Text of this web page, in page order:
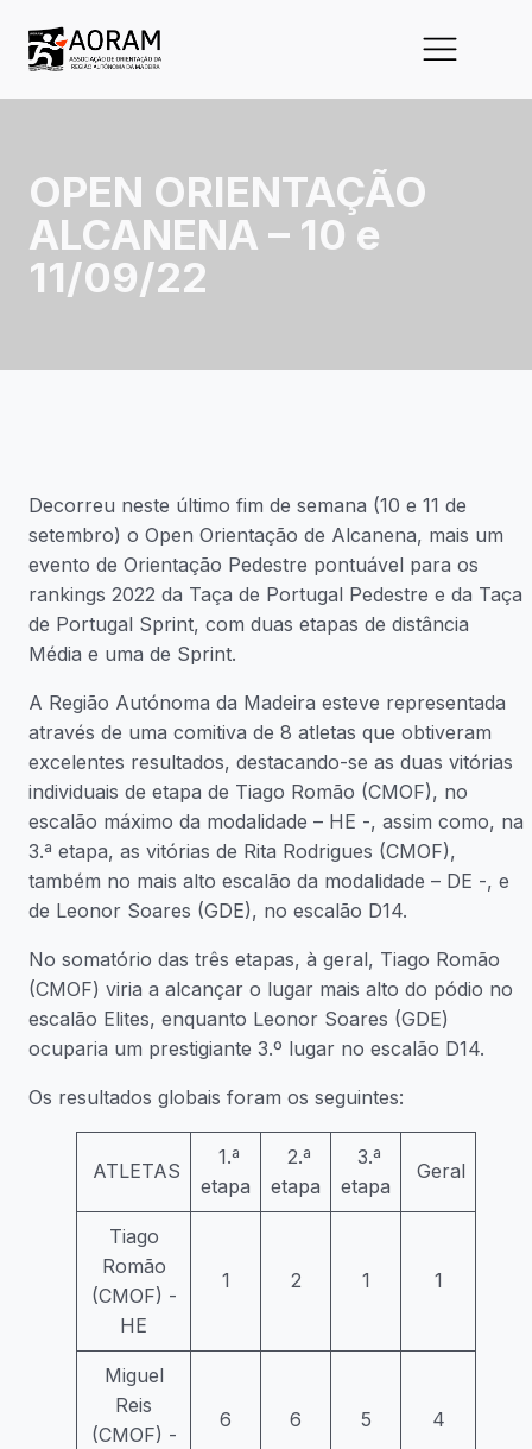
OPEN ORIENTAÇÃO
ALCANENA – 10 e
11/09/22
Decorreu neste último fim de semana (10 e 11 de
setembro) o Open Orientação de Alcanena, mais um
evento de Orientação Pedestre pontuável para os
rankings 2022 da Taça de Portugal Pedestre e da Taça
de Portugal Sprint, com duas etapas de distância
Média e uma de Sprint.
A Região Autónoma da Madeira esteve representada
através de uma comitiva de 8 atletas que obtiveram
excelentes resultados, destacando-se as duas vitórias
individuais de etapa de Tiago Romão (CMOF), no
escalão máximo da modalidade – HE -, assim como, na
3.ª etapa, as vitórias de Rita Rodrigues (CMOF),
também no mais alto escalão da modalidade – DE -, e
de Leonor Soares (GDE), no escalão D14.
No somatório das três etapas, à geral, Tiago Romão
(CMOF) viria a alcançar o lugar mais alto do pódio no
escalão Elites, enquanto Leonor Soares (GDE)
ocuparia um prestigiante 3.º lugar no escalão D14.
Os resultados globais foram os seguintes:
ATLETAS
1.ª
etapa
2.ª
etapa
3.ª
etapa
Geral
Tiago
Romão
(CMOF) -
HE
1 2 1 1
Miguel
Reis
(CMOF) -
6 6 5 4